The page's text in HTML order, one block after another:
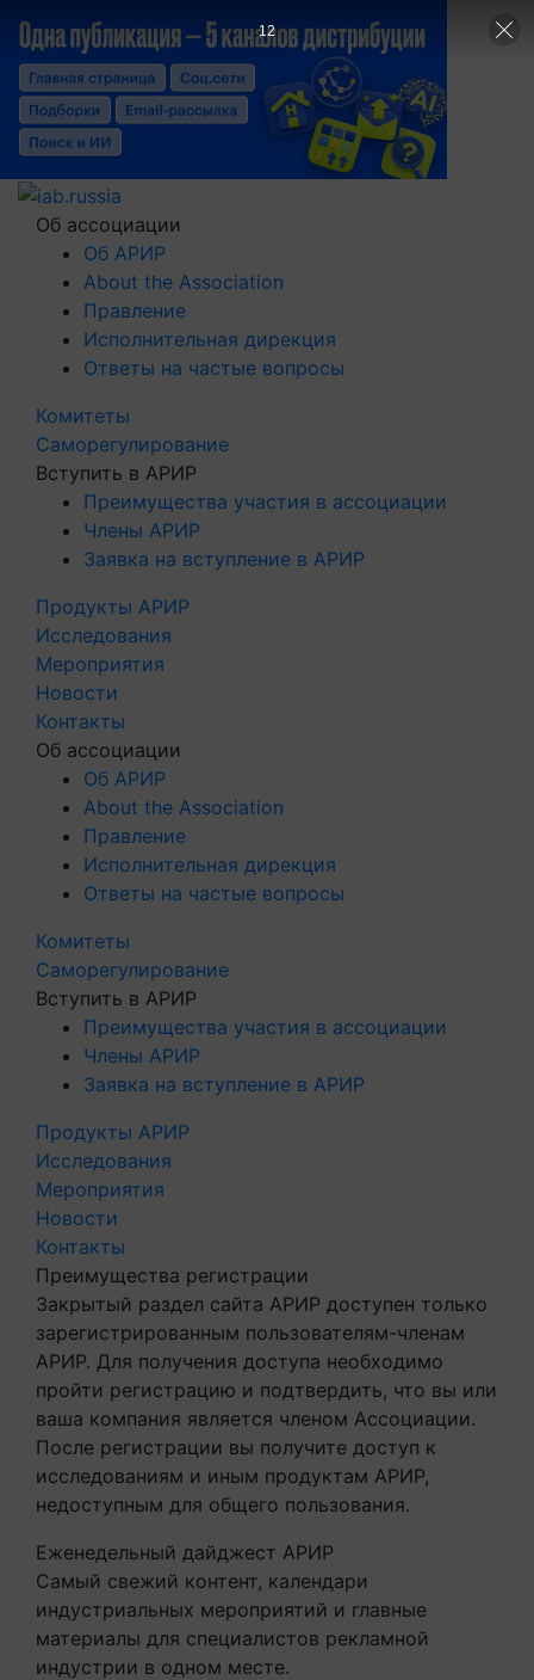
Об ассоциации
Об АРИР
About the Association
Правление
Исполнительная дирекция
Ответы на частые вопросы
Комитеты
Саморегулирование
Вступить в АРИР
Преимущества участия в ассоциации
Члены АРИР
Заявка на вступление в АРИР
Продукты АРИР
Исследования
Мероприятия
Новости
Контакты
Об ассоциации
Об АРИР
About the Association
Правление
Исполнительная дирекция
Ответы на частые вопросы
Комитеты
Саморегулирование
Вступить в АРИР
Преимущества участия в ассоциации
Члены АРИР
Заявка на вступление в АРИР
Продукты АРИР
Исследования
Мероприятия
Новости
Контакты
Преимущества регистрации
Закрытый раздел сайта АРИР доступен только
зарегистрированным пользователям-членам
АРИР. Для получения доступа необходимо
пройти регистрацию и подтвердить, что вы или
ваша компания является членом Ассоциации.
После регистрации вы получите доступ к
исследованиям и иным продуктам АРИР,
недоступным для общего пользования.
Еженедельный дайджест АРИР
Самый свежий контент, календари
индустриальных мероприятий и главные
материалы для специалистов рекламной
индустрии в одном месте.
11